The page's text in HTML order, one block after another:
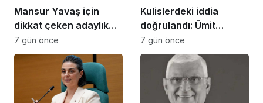
Mansur Yavaş için
dikkat çeken adaylık
çıkışı
7 gün önce
Kulislerdeki iddia
doğrulandı: Ümit
Dikbayır AKP’ye mi
geçiyor!
7 gün önce